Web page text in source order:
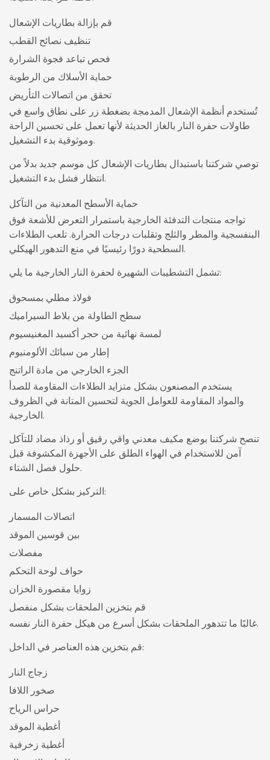
قم بإزالة بطاريات الإشعال
تنظيف نصائح القطب
فحص تباعد فجوة الشرارة
حماية الأسلاك من الرطوبة
تحقق من اتصالات التأريض
تُستخدم أنظمة الإشعال المدمجة بضغطة زر على نطاق واسع في
طاولات حفرة النار بالغاز الحديثة لأنها تعمل على تحسين الراحة
وموثوقية بدء التشغيل.
توصي شركتنا باستبدال بطاريات الإشعال كل موسم جديد بدلاً من
انتظار فشل بدء التشغيل.
حماية الأسطح المعدنية من التآكل
تواجه منتجات التدفئة الخارجية باستمرار التعرض للأشعة فوق
البنفسجية والمطر والثلج وتقلبات درجات الحرارة. تلعب الطلاءات
السطحية دورًا رئيسيًا في منع التدهور الهيكلي.
تشمل التشطيبات الشهيرة لحفرة النار الخارجية ما يلي:
فولاذ مطلي بمسحوق
سطح الطاولة من بلاط السيراميك
لمسة نهائية من حجر أكسيد المغنيسيوم
إطار من سبائك الألومنيوم
الجزء الخارجي من مادة الراتنج
يستخدم المصنعون بشكل متزايد الطلاءات المقاومة للصدأ
والمواد المقاومة للعوامل الجوية لتحسين المتانة في الظروف
الخارجية.
تنصح شركتنا بوضع مكيف معدني واقي رقيق أو رذاذ مضاد للتآكل
آمن للاستخدام في الهواء الطلق على الأجهزة المكشوفة قبل
حلول فصل الشتاء.
التركيز بشكل خاص على:
اتصالات المسمار
بين قوسين الموقد
مفصلات
حواف لوحة التحكم
زوايا مقصورة الخزان
قم بتخزين الملحقات بشكل منفصل
غالبًا ما تتدهور الملحقات بشكل أسرع من هيكل حفرة النار نفسه.
قم بتخزين هذه العناصر في الداخل:
زجاج النار
صخور اللافا
حراس الرياح
أغطية الموقد
أغطية زخرفية